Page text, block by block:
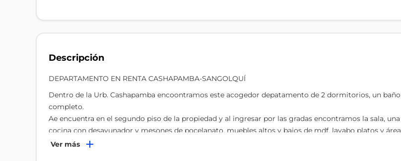
Descripción
DEPARTAMENTO EN RENTA CASHAPAMBA-SANGOLQUÍ
Dentro de la Urb. Cashapamba encoontramos este acogedor depatamento de 2 dormitorios, un baño
completo.
Ae encuentra en el segundo piso de la propiedad y al ingresar por las gradas encontramos la sala, una
cocina con desayunador y mesones de pocelanato, muebles altos y bajos de mdf, lavabo platos y área
para la cocina.
Ver más